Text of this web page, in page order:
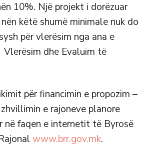
10%. Një projekt i dorëzuar
këtë shumë minimale nuk do
për vlerësim nga ana e
dhe Evaluim të
për financimin e propozim –
e rajoneve planore
në faqen e internetit të Byrosë
www.brr.gov.mk.